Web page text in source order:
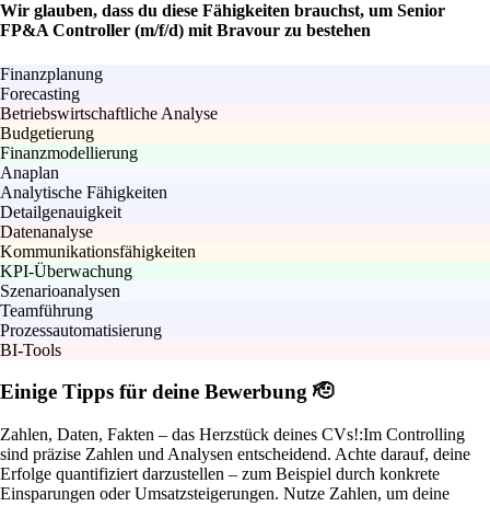
Wir glauben, dass du diese Fähigkeiten brauchst, um Senior
FP&A Controller (m/f/d) mit Bravour zu bestehen
Finanzplanung
Forecasting
Betriebswirtschaftliche Analyse
Budgetierung
Finanzmodellierung
Anaplan
Analytische Fähigkeiten
Detailgenauigkeit
Datenanalyse
Kommunikationsfähigkeiten
KPI-Überwachung
Szenarioanalysen
Teamführung
Prozessautomatisierung
BI-Tools
Einige Tipps für deine Bewerbung 🫡
Zahlen, Daten, Fakten – das Herzstück deines CVs!:Im Controlling
sind präzise Zahlen und Analysen entscheidend. Achte darauf, deine
Erfolge quantifiziert darzustellen – zum Beispiel durch konkrete
Einsparungen oder Umsatzsteigerungen. Nutze Zahlen, um deine